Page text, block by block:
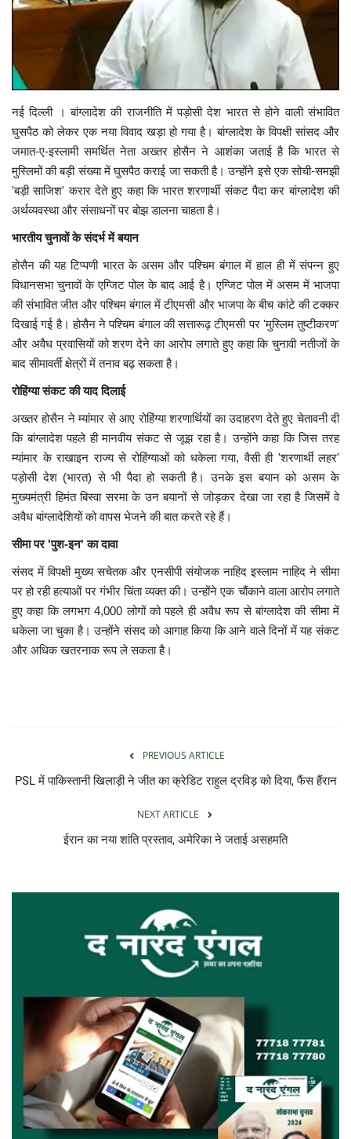
नई दिल्ली । बांग्लादेश की राजनीति में पड़ोसी देश भारत से होने वाली संभावित
घुसपैठ को लेकर एक नया विवाद खड़ा हो गया है। बांग्लादेश के विपक्षी सांसद और
जमात-ए-इस्लामी समर्थित नेता अख्तर होसैन ने आशंका जताई है कि भारत से
मुस्लिमों की बड़ी संख्या में घुसपैठ कराई जा सकती है। उन्होंने इसे एक सोची-समझी
'बड़ी साजिश' करार देते हुए कहा कि भारत शरणार्थी संकट पैदा कर बांग्लादेश की
अर्थव्यवस्था और संसाधनों पर बोझ डालना चाहता है।
भारतीय चुनावों के संदर्भ में बयान
होसैन की यह टिप्पणी भारत के असम और पश्चिम बंगाल में हाल ही में संपन्न हुए
विधानसभा चुनावों के एग्जिट पोल के बाद आई है। एग्जिट पोल में असम में भाजपा
की संभावित जीत और पश्चिम बंगाल में टीएमसी और भाजपा के बीच कांटे की टक्कर
दिखाई गई है। होसैन ने पश्चिम बंगाल की सत्तारूढ़ टीएमसी पर 'मुस्लिम तुष्टीकरण'
और अवैध प्रवासियों को शरण देने का आरोप लगाते हुए कहा कि चुनावी नतीजों के
बाद सीमावर्ती क्षेत्रों में तनाव बढ़ सकता है।
रोहिंग्या संकट की याद दिलाई
अख्तर होसैन ने म्यांमार से आए रोहिंग्या शरणार्थियों का उदाहरण देते हुए चेतावनी दी
कि बांग्लादेश पहले ही मानवीय संकट से जूझ रहा है। उन्होंने कहा कि जिस तरह
म्यांमार के राखाइन राज्य से रोहिंग्याओं को धकेला गया, वैसी ही 'शरणार्थी लहर'
पड़ोसी देश (भारत) से भी पैदा हो सकती है। उनके इस बयान को असम के
मुख्यमंत्री हिमंत बिस्वा सरमा के उन बयानों से जोड़कर देखा जा रहा है जिसमें वे
अवैध बांग्लादेशियों को वापस भेजने की बात करते रहे हैं।
सीमा पर 'पुश-इन' का दावा
संसद में विपक्षी मुख्य सचेतक और एनसीपी संयोजक नाहिद इस्लाम नाहिद ने सीमा
पर हो रही हत्याओं पर गंभीर चिंता व्यक्त की। उन्होंने एक चौंकाने वाला आरोप लगाते
हुए कहा कि लगभग 4,000 लोगों को पहले ही अवैध रूप से बांग्लादेश की सीमा में
धकेला जा चुका है। उन्होंने संसद को आगाह किया कि आने वाले दिनों में यह संकट
और अधिक खतरनाक रूप ले सकता है।
PREVIOUS ARTICLE
PSL में पाकिस्तानी खिलाड़ी ने जीत का क्रेडिट राहुल द्रविड़ को दिया, फैंस हैंरान
NEXT ARTICLE
ईरान का नया शांति प्रस्ताव, अमेरिका ने जताई असहमति